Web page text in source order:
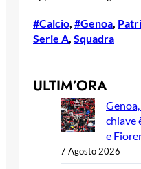
#Calcio, #Genoa,
Serie A, Squadra
ULTIM’ORA
chiave
e
7 Agosto 2026